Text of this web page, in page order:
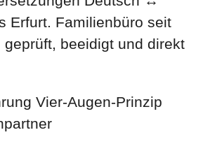
Erfurt. Familienbüro seit
beeidigt und direkt
Vier-Augen-Prinzip